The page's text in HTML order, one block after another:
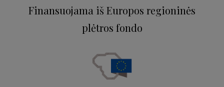
Finansuojama iš Europos regioninės
plėtros fondo